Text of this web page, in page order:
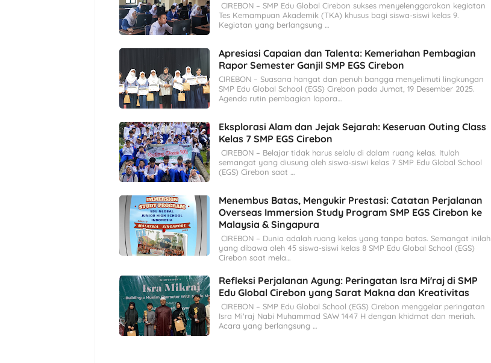
CIREBON – SMP Edu Global Cirebon sukses menyelenggarakan kegiatan
Tes Kemampuan Akademik (TKA) khusus bagi siswa-siswi kelas 9.
Kegiatan yang berlangsung …
Apresiasi Capaian dan Talenta: Kemeriahan Pembagian
Rapor Semester Ganjil SMP EGS Cirebon
CIREBON – Suasana hangat dan penuh bangga menyelimuti lingkungan
SMP Edu Global School (EGS) Cirebon pada Jumat, 19 Desember 2025.
Agenda rutin pembagian lapora…
Eksplorasi Alam dan Jejak Sejarah: Keseruan Outing Class
Kelas 7 SMP EGS Cirebon
CIREBON – Belajar tidak harus selalu di dalam ruang kelas. Itulah
semangat yang diusung oleh siswa-siswi kelas 7 SMP Edu Global School
(EGS) Cirebon saat …
Menembus Batas, Mengukir Prestasi: Catatan Perjalanan
Overseas Immersion Study Program SMP EGS Cirebon ke
Malaysia & Singapura
CIREBON – Dunia adalah ruang kelas yang tanpa batas. Semangat inilah
yang dibawa oleh 45 siswa-siswi kelas 8 SMP Edu Global School (EGS)
Cirebon saat mela…
Refleksi Perjalanan Agung: Peringatan Isra Mi'raj di SMP
Edu Global Cirebon yang Sarat Makna dan Kreativitas
CIREBON – SMP Edu Global School (EGS) Cirebon menggelar peringatan
Isra Mi'raj Nabi Muhammad SAW 1447 H dengan khidmat dan meriah.
Acara yang berlangsung …